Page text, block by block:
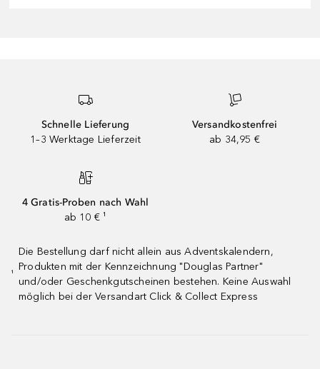
Schnelle Lieferung
1–3 Werktage Lieferzeit
Versandkostenfrei
ab 34,95 €
4 Gratis-Proben nach Wahl
ab 10 € ¹
¹
Die Bestellung darf nicht allein aus Adventskalendern,
Produkten mit der Kennzeichnung "Douglas Partner"
und/oder Geschenkgutscheinen bestehen. Keine Auswahl
möglich bei der Versandart Click & Collect Express